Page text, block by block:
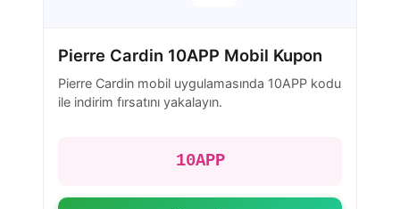
Pierre Cardin 10APP Mobil Kupon
Pierre Cardin mobil uygulamasında 10APP kodu
ile indirim fırsatını yakalayın.
10APP